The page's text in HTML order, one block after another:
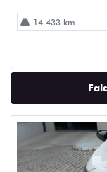
14.433 km